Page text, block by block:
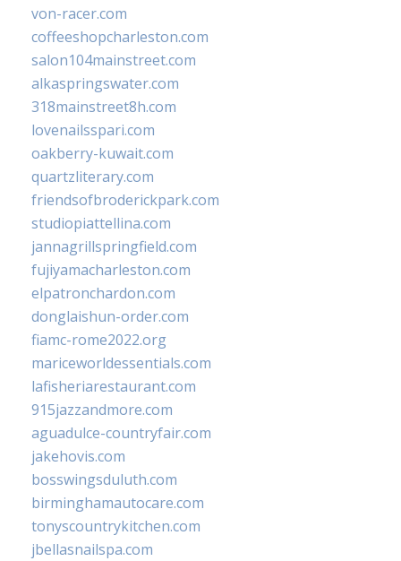
von-racer.com
coffeeshopcharleston.com
salon104mainstreet.com
alkaspringswater.com
318mainstreet8h.com
lovenailsspari.com
oakberry-kuwait.com
quartzliterary.com
friendsofbroderickpark.com
studiopiattellina.com
jannagrillspringfield.com
fujiyamacharleston.com
elpatronchardon.com
donglaishun-order.com
fiamc-rome2022.org
mariceworldessentials.com
lafisheriarestaurant.com
915jazzandmore.com
aguadulce-countryfair.com
jakehovis.com
bosswingsduluth.com
birminghamautocare.com
tonyscountrykitchen.com
jbellasnailspa.com